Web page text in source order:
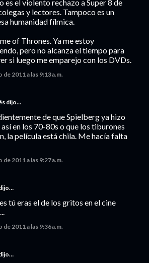
es el violento rechazo a Super 8 de
y lectores. Tampoco es un
humanidad fílmica.
of Thrones. Ya me estoy
pero no alcanza el tiempo para
si luego me emparejo con los DVDs.
de 2011 a las 9:13 a.m.
dijo…
de que Spielberg ya hizo
en los 70-80s o que los tiburones
la película está chila. Me hacía falta
de 2011 a las 9:27 a.m.
tú eras el de los gritos en el cine
de 2011 a las 9:36 a.m.